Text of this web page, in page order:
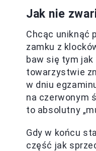
Jak nie
Chcąc uniknąć
zamku z
baw się tym jak
towarzystwie
w dniu
na czerwonym
to absolutny
Gdy w końcu
część jak